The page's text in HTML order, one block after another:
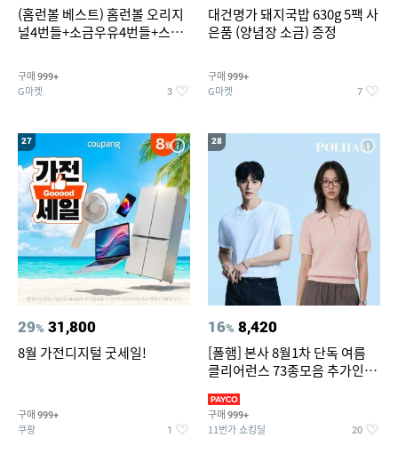
(홈런볼 베스트) 홈런볼 오리지
널4번들+소금우유4번들+스윗
콘맛4번들
구매 999+
G마켓 3
대건명가 돼지국밥 630g 5팩 사
은품 (양념장 소금) 증정
구매 999+
G마켓 7
27
29% 31,800
8월 가전디지털 굿세일!
구매 999+
쿠팡 1
28
16% 8,420
[폴햄] 본사 8월1차 단독 여름
클리어런스 73종모음 추가인하
구매 999+
11번가 쇼킹딜 20